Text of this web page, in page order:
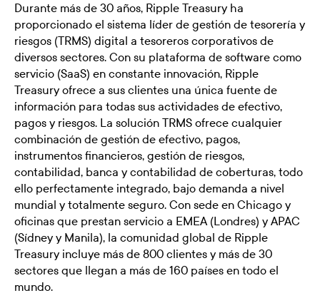
Durante más de 30 años, Ripple Treasury ha
proporcionado el sistema líder de gestión de tesorería y
riesgos (TRMS) digital a tesoreros corporativos de
diversos sectores. Con su plataforma de software como
servicio (SaaS) en constante innovación, Ripple
Treasury ofrece a sus clientes una única fuente de
información para todas sus actividades de efectivo,
pagos y riesgos. La solución TRMS ofrece cualquier
combinación de gestión de efectivo, pagos,
instrumentos financieros, gestión de riesgos,
contabilidad, banca y contabilidad de coberturas, todo
ello perfectamente integrado, bajo demanda a nivel
mundial y totalmente seguro. Con sede en Chicago y
oficinas que prestan servicio a EMEA (Londres) y APAC
(Sídney y Manila), la comunidad global de Ripple
Treasury incluye más de 800 clientes y más de 30
sectores que llegan a más de 160 países en todo el
mundo.